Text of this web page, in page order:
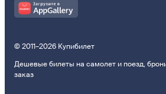
© 2011–2026 Купибилет
Дешевые билеты на самолет и поезд,
заказ